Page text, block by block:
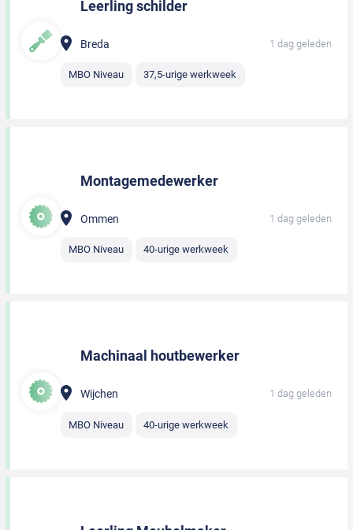
Leerling schilder
Breda 1 dag geleden
MBO Niveau 37,5-urige werkweek
Montagemedewerker
Ommen 1 dag geleden
MBO Niveau 40-urige werkweek
Machinaal houtbewerker
Wijchen 1 dag geleden
MBO Niveau 40-urige werkweek